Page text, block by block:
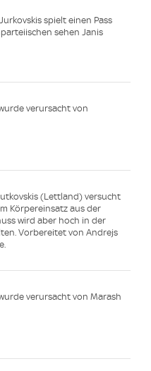
spielt einen Pass
sehen Janis
verursacht von
(Lettland) versucht
Körpereinsatz aus der
wird aber hoch in der
Vorbereitet von Andrejs
verursacht von Marash